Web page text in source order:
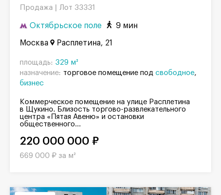
Продажа | Лот 33331
Октябрьское поле 9 мин
Москва Расплетина, 21
площадь: 329 м²
назначение: торговое помещение под свободное
бизнес
Коммерческое помещение на улице Расплетина
в Щукино. Близость торгово-развлекательного
центра «Пятая Авеню» и остановки
общественного...
220 000 000 ₽
669 000 ₽ за м²